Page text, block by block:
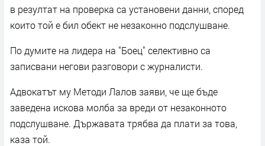
в резултат на проверка са установени данни, според
които той е бил обект не незаконно подслушване.
По думите на лидера на "Боец" селективно са
записвани негови разговори с журналисти.
Адвокатът му Методи Лалов заяви, че ще бъде
заведена искова молба за вреди от незаконното
подслушване. Държавата трябва да плати за това,
каза той.